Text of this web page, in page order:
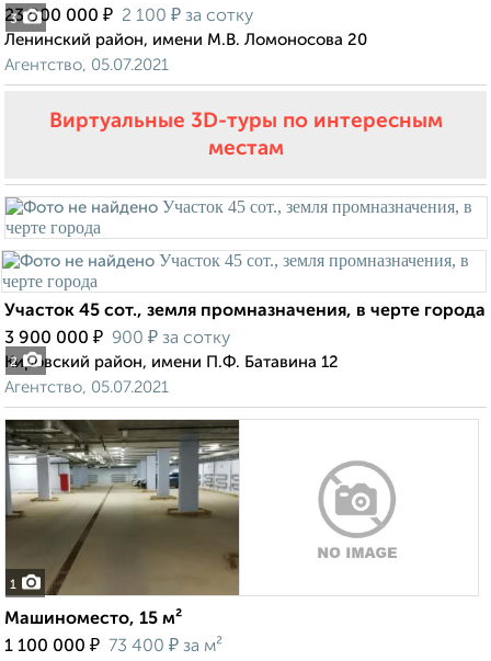
3
23 000 000 ₽ 2 100 ₽ за сотку
Ленинский район, имени М.В. Ломоносова 20
Агентство, 05.07.2021
Виртуальные 3D-туры по интересным
местам
2
Участок 45 сот., земля промназначения, в черте города
3 900 000 ₽ 900 ₽ за сотку
Кировский район, имени П.Ф. Батавина 12
Агентство, 05.07.2021
1
Машиноместо, 15 м²
1 100 000 ₽ 73 400 ₽ за м²